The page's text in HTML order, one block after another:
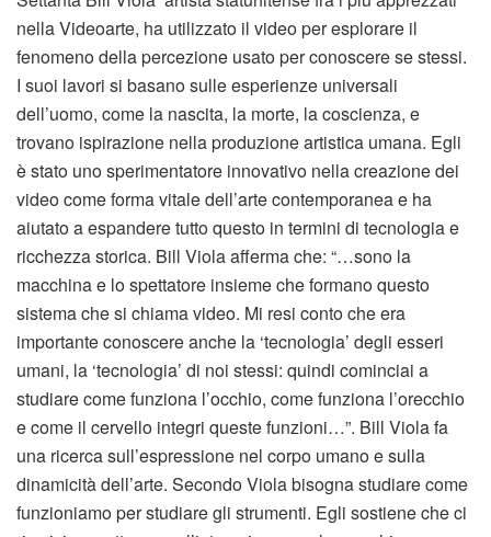
nella Videoarte, ha utilizzato il video per esplorare il
fenomeno della percezione usato per conoscere se stessi.
I suoi lavori si basano sulle esperienze universali
dell’uomo, come la nascita, la morte, la coscienza, e
trovano ispirazione nella produzione artistica umana. Egli
è stato uno sperimentatore innovativo nella creazione dei
video come forma vitale dell’arte contemporanea e ha
aiutato a espandere tutto questo in termini di tecnologia e
ricchezza storica. Bill Viola afferma che: “…sono la
macchina e lo spettatore insieme che formano questo
sistema che si chiama video. Mi resi conto che era
importante conoscere anche la ‘tecnologia’ degli esseri
umani, la ‘tecnologia’ di noi stessi: quindi cominciai a
studiare come funziona l’occhio, come funziona l’orecchio
e come il cervello integri queste funzioni…”. Bill Viola fa
una ricerca sull’espressione nel corpo umano e sulla
dinamicità dell’arte. Secondo Viola bisogna studiare come
funzioniamo per studiare gli strumenti. Egli sostiene che ci